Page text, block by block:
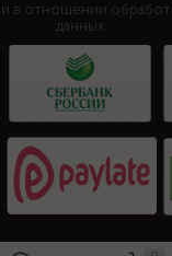
в отношении
данных